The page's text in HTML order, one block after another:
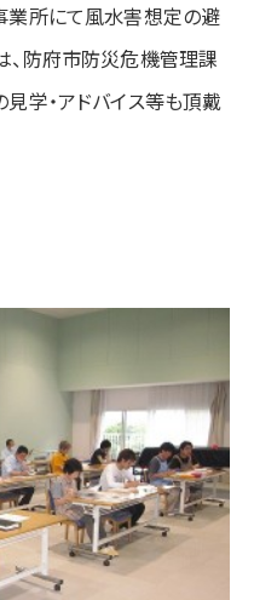
業所にて風水害想定の避
、防府市防災危機管理課
学・アドバイス等も頂戴